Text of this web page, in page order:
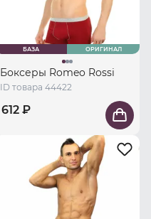
БАЗА ОРИГИНАЛ
Боксеры Romeo Rossi
ID товара 44422
612 ₽